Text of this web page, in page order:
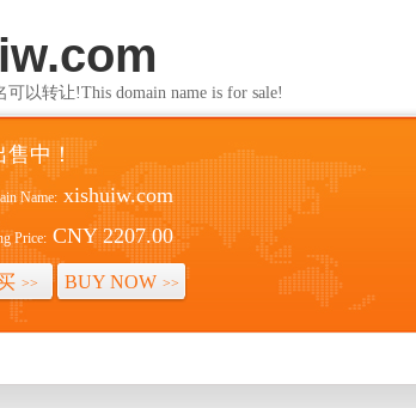
以转让!This domain name is for sale!
售中！
Name: xishuiw.com
Price: CNY 2207.00
>> BUY NOW >>